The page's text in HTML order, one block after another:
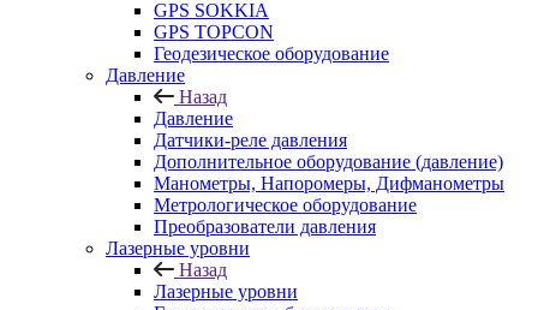
GPS SOKKIA
GPS TOPCON
Геодезическое оборудование
Давление
Назад
Давление
Датчики-реле давления
Дополнительное оборудование (давление)
Манометры, Напоромеры, Дифманометры
Метрологическое оборудование
Преобразователи давления
Лазерные уровни
Назад
Лазерные уровни